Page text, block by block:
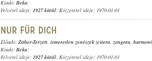
Kiadó: Beka;
Felvétel ideje: 1927 körül; Közzététel ideje: 1970-01-01
Előadó: Zither-Terzett, ismeretlen zenészek (citera, zongora,
Kiadó: Beka;
Felvétel ideje: 1927 körül; Közzététel ideje: 1970-01-01